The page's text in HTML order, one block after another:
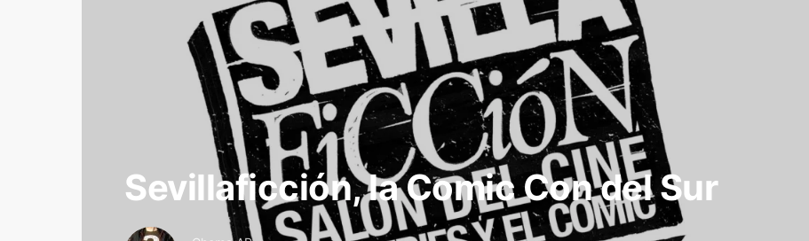
Sevillaficción, la Comic Con del Sur